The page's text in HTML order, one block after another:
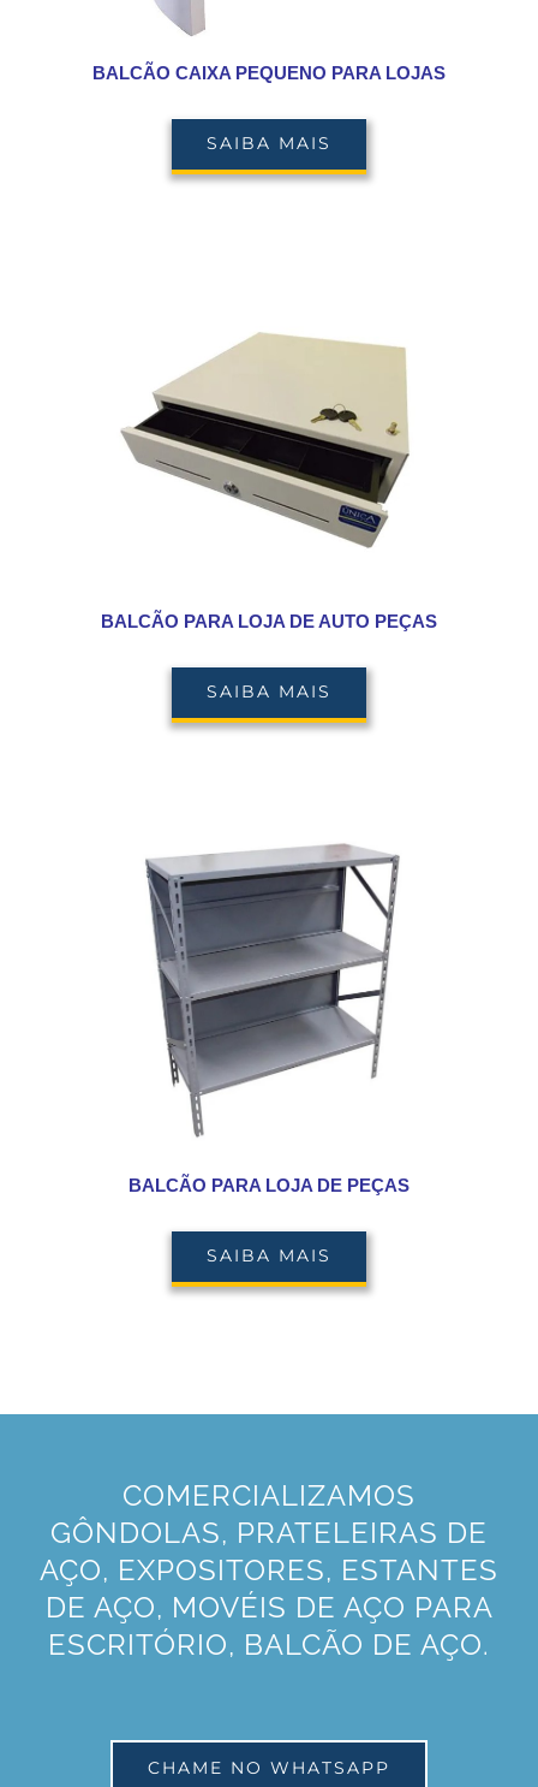
BALCÃO CAIXA PEQUENO PARA LOJAS
SAIBA MAIS
BALCÃO PARA LOJA DE AUTO PEÇAS
SAIBA MAIS
BALCÃO PARA LOJA DE PEÇAS
SAIBA MAIS
COMERCIALIZAMOS
GÔNDOLAS, PRATELEIRAS DE
AÇO, EXPOSITORES, ESTANTES
DE AÇO, MOVÉIS DE AÇO PARA
ESCRITÓRIO, BALCÃO DE AÇO.
CHAME NO WHATSAPP